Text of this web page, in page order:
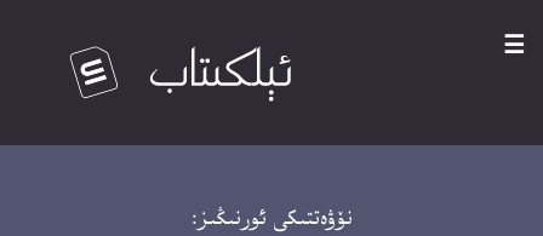
☰
نۆۋەتتىكى ئورنىڭىز: